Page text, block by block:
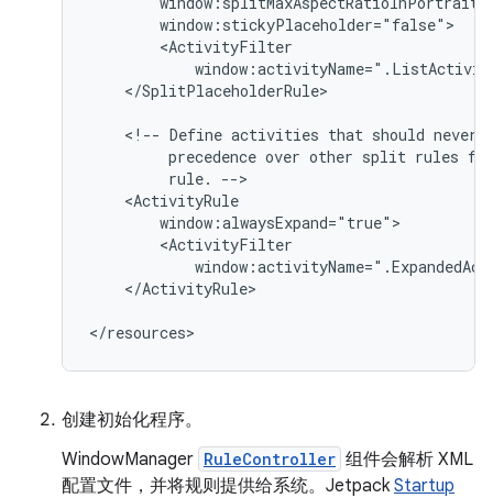
</SplitPlaceholderRule>
<!-- Define activities that should never
precedence over other split rules for
rule.
</ActivityRule>
创建初始化程序。
WindowManager RuleController 组件会解析 XML
配置文件，并将规则提供给系统。Jetpack Startup